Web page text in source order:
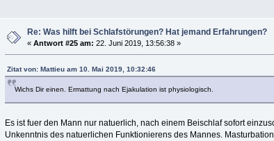
Re: Was hilft bei Schlafstörungen? Hat jemand Erfahrungen?
«Antwort #25 am: 22. Juni 2019, 13:56:38 »
Zitat von: Mattieu am 10. Mai 2019, 10:32:46
Wichs Dir einen. Ermattung nach Ejakulation ist physiologisch.
Es ist fuer den Mann nur natuerlich, nach einem Beischlaf sofort
Unkenntnis des natuerlichen Funktionierens des Mannes.